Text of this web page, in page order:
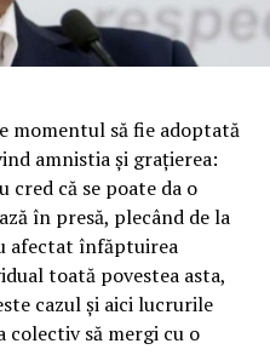
momentul să fie adoptată
amnistia şi graţierea:
cred că se poate da o
în presă, plecând de la
afectat înfăptuirea
toată povestea asta,
cazul şi aici lucrurile
să mergi cu o